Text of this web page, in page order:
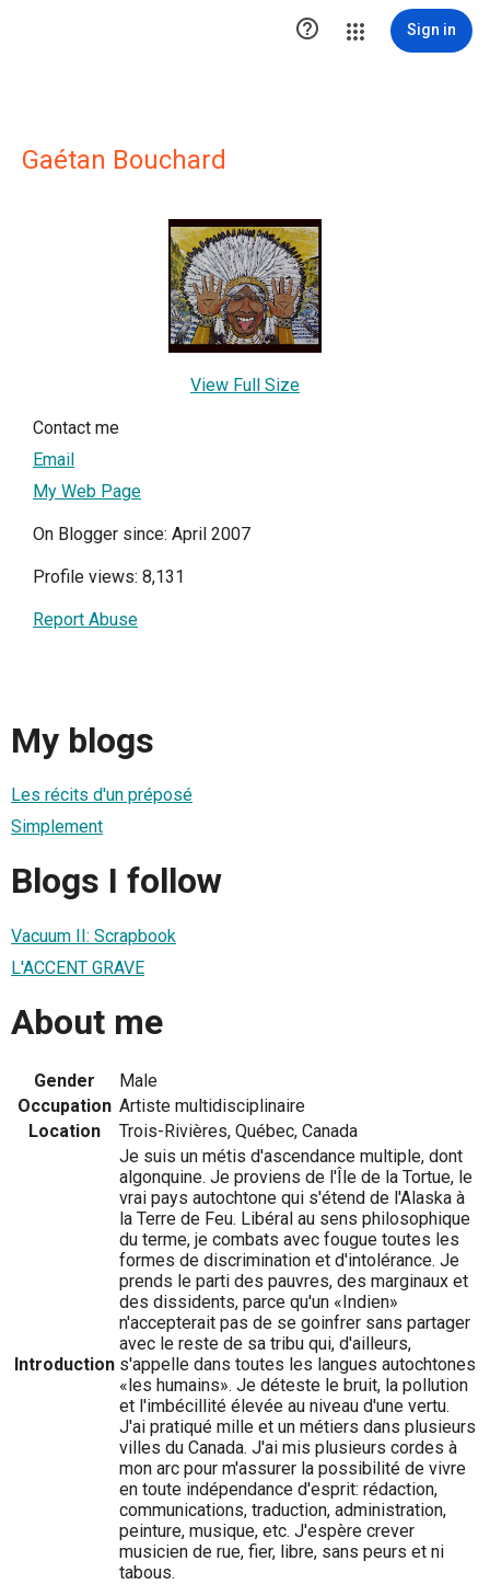
 Sign in
Gaétan Bouchard
View Full Size
Contact me
Email
My Web Page
On Blogger since: April 2007
Profile views: 8,131
Report Abuse
My blogs
Les récits d'un préposé
Simplement
Blogs I follow
Vacuum II: Scrapbook
L'ACCENT GRAVE
About me
Gender
Male
Occupation Artiste multidisciplinaire
Location
Trois-Rivières, Québec, Canada
Introduction
Je suis un métis d'ascendance multiple, dont
algonquine. Je proviens de l'Île de la Tortue, le
vrai pays autochtone qui s'étend de l'Alaska à
la Terre de Feu. Libéral au sens philosophique
du terme, je combats avec fougue toutes les
formes de discrimination et d'intolérance. Je
prends le parti des pauvres, des marginaux et
des dissidents, parce qu'un «Indien»
n'accepterait pas de se goinfrer sans partager
avec le reste de sa tribu qui, d'ailleurs,
s'appelle dans toutes les langues autochtones
«les humains». Je déteste le bruit, la pollution
et l'imbécillité élevée au niveau d'une vertu.
J'ai pratiqué mille et un métiers dans plusieurs
villes du Canada. J'ai mis plusieurs cordes à
mon arc pour m'assurer la possibilité de vivre
en toute indépendance d'esprit: rédaction,
communications, traduction, administration,
peinture, musique, etc. J'espère crever
musicien de rue, fier, libre, sans peurs et ni
tabous.